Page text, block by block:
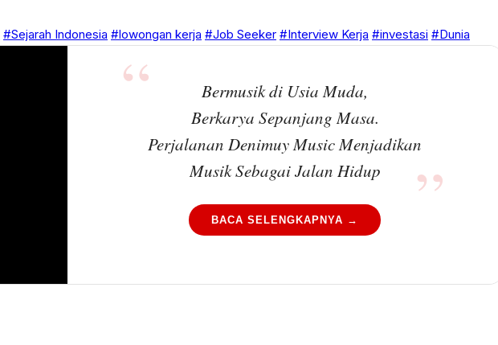
#Sejarah Indonesia #lowongan kerja #Job Seeker #Interview Kerja #investasi #Dunia
Bermusik di Usia Muda,
Berkarya Sepanjang Masa.
Perjalanan Denimuy Music Menjadikan
Musik Sebagai Jalan Hidup
BACA SELENGKAPNYA →